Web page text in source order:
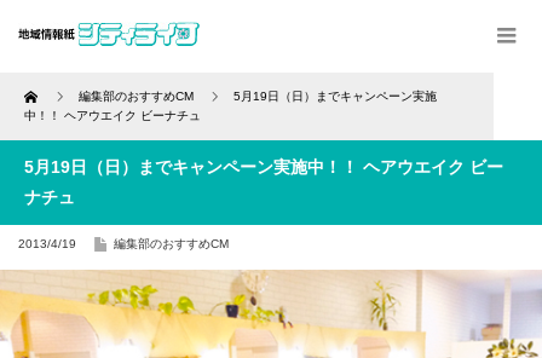
Home 編集部のおすすめCM
5月19日（日）までキャンペーン実施
中！！ ヘアウエイク ビーナチュ
5月19日（日）までキャンペーン実施中！！ ヘアウエイク ビー
ナチュ
2013/4/19 編集部のおすすめCM